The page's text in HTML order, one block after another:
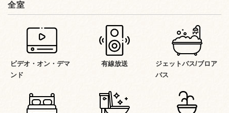
全室
ビデオ・オン・デマ
ンド
有線放送
ジェットバス/ブロア
バス